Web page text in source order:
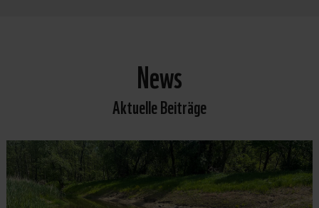
News
Aktuelle Beiträge